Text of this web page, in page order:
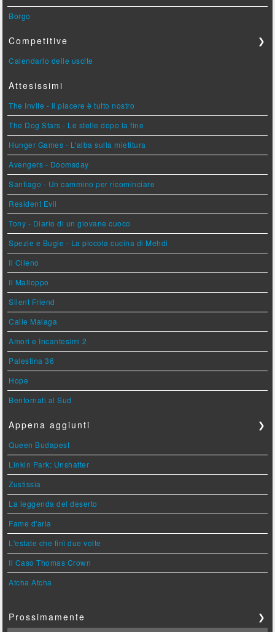
Borgo
Competitive ❯
Calendario delle uscite
Attesissimi
The Invite - Il piacere è tutto nostro
The Dog Stars - Le stelle dopo la fine
Hunger Games - L'alba sulla mietitura
Avengers - Doomsday
Santiago - Un cammino per ricominciare
Resident Evil
Tony - Diario di un giovane cuoco
Spezie e Bugie - La piccola cucina di Mehdi
Il Cileno
Il Malloppo
Silent Friend
Calle Malaga
Amori e Incantesimi 2
Palestina 36
Hope
Bentornati al Sud
Appena aggiunti ❯
Queen Budapest
Linkin Park: Unshatter
Zustissia
La leggenda del deserto
Fame d'aria
L'estate che finì due volte
Il Caso Thomas Crown
Atcha Atcha
Prossimamente ❯